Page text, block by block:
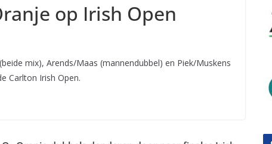
op Irish Open
mix), Arends/Maas (mannendubbel) en Piek/Muskens
Carlton Irish Open.